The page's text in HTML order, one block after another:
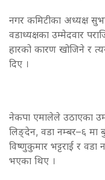
नगर कमिटीका अध्यक्ष
वडाध्यक्षका उम्मेदवार
हारको कारण खोजिने र
दिए ।
नेकपा एमालेले उठाएका
लिङ्देन, वडा नम्बर–६ मा
विष्णुकुमार भट्टराई र वडा
भएका थिए ।